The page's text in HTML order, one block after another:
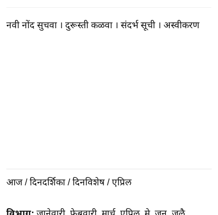
नवी नोंद सुचवा।दुरूस्ती कळवा।संदर्भ सूची।अस्वीकरण
आज/दिनदर्शिका/दिनविशेष/एप्रिल